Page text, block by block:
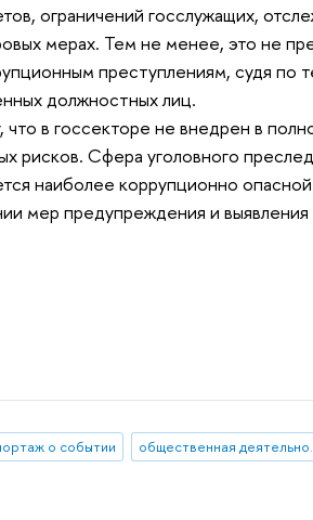
ограничений госслужащих,
мерах. Тем не менее, это не
преступлениям, судя по
должностных лиц.
в госсекторе не внедрен в
рисков. Сфера уголовного
наиболее коррупционно
мер предупреждения и
о событии